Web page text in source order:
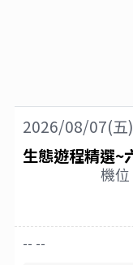
2026/08/07(五)
生態遊程精選~
機位
-- --